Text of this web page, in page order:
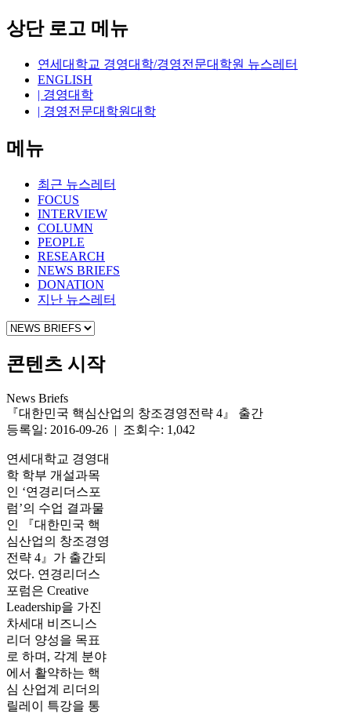
상단 로고 메뉴
연세대학교 경영대학/경영전문대학원 뉴스레터
ENGLISH
| 경영대학
| 경영전문대학원대학
메뉴
최근 뉴스레터
FOCUS
INTERVIEW
COLUMN
PEOPLE
RESEARCH
NEWS BRIEFS
DONATION
지난 뉴스레터
콘텐츠 시작
News Briefs
『대한민국 핵심산업의 창조경영전략 4』 출간
등록일: 2016-09-26 | 조회수: 1,042
연세대학교 경영대
학 학부 개설과목
인 ‘연경리더스포
럼’의 수업 결과물
인 『대한민국 핵
심산업의 창조경영
전략 4』가 출간되
었다. 연경리더스
포럼은 Creative
Leadership을 가진
차세대 비즈니스
리더 양성을 목표
로 하며, 각계 분야
에서 활약하는 핵
심 산업계 리더의
릴레이 특강을 통